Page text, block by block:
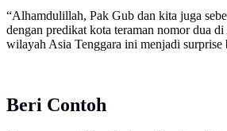
“Alhamdulillah, Pak Gub dan kita juga
dengan predikat kota teraman nomor dua
wilayah Asia Tenggara ini menjadi surprise
Beri Contoh